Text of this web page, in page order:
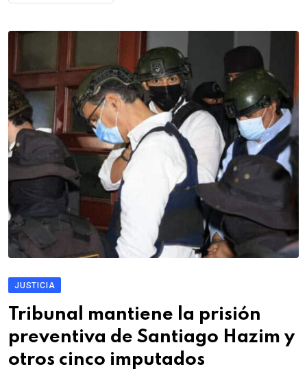
JUSTICIA
Tribunal mantiene la prisión
preventiva de Santiago Hazim y
otros cinco imputados